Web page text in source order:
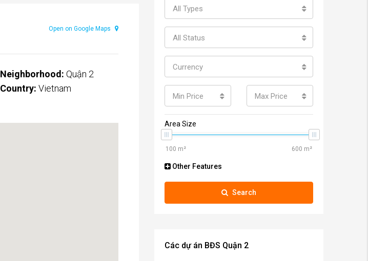
Open on Google Maps
Neighborhood: Quận 2
Country: Vietnam
All Types
All Status
Currency
Min Price Max Price
Area Size
Other Features
Search
Các dự án BĐS Quận 2